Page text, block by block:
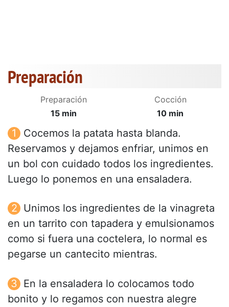
Preparación
Preparación
15 min
Cocción
10 min
Cocemos la patata hasta blanda.
Reservamos y dejamos enfriar, unimos en
un bol con cuidado todos los ingredientes.
Luego lo ponemos en una ensaladera.
Unimos los ingredientes de la vinagreta
en un tarrito con tapadera y emulsionamos
como si fuera una coctelera, lo normal es
pegarse un cantecito mientras.
En la ensaladera lo colocamos todo
bonito y lo regamos con nuestra alegre